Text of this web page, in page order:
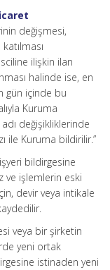
değişmesi,
ilişkin ilan
halinde ise, en
gün içinde bu
Kuruma
değişikliklerinde
ile Kuruma bildirilir.”
bildirgesine
ve işlemlerin eski
devir veya intikale
veya bir şirketin
yeni ortak
istinaden yeni